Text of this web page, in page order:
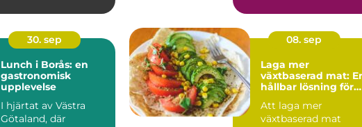
30. sep
Lunch i Borås: en
gastronomisk
upplevelse
I hjärtat av Västra
Götaland, där
08. sep
Laga mer
växtbaserad mat:
hållbar lösning för
Att laga mer
växtbaserad mat